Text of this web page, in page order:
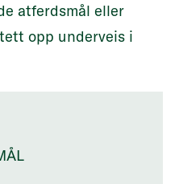
atferdsmål eller
opp underveis i